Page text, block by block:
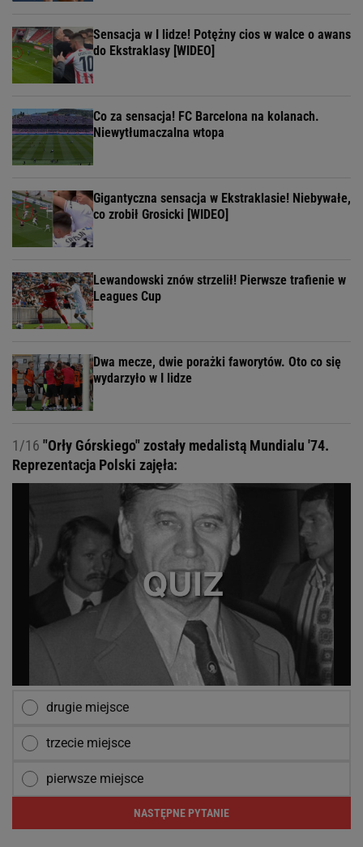
Sensacja w I lidze! Potężny cios w walce o awans
do Ekstraklasy [WIDEO]
Co za sensacja! FC Barcelona na kolanach.
Niewytłumaczalna wtopa
Gigantyczna sensacja w Ekstraklasie! Niebywałe,
co zrobił Grosicki [WIDEO]
Lewandowski znów strzelił! Pierwsze trafienie w
Leagues Cup
Dwa mecze, dwie porażki faworytów. Oto co się
wydarzyło w I lidze
1/16 "Orły Górskiego" zostały medalistą Mundialu '74.
Reprezentacja Polski zajęła:
drugie miejsce
trzecie miejsce
pierwsze miejsce
NASTĘPNE PYTANIE